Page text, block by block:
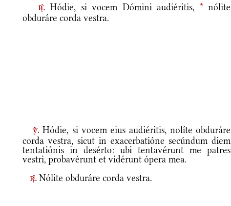
r.Hódie, si vocem Dómini audiéritis, *nólite
obduráre corda vestra.
v. Hódie, si vocem eius audiéritis, nolíte obduráre
corda vestra, sicut in exacerbatióne secúndum diem
tentatiónis in desérto: ubi tentavérunt me patres
vestri, probavérunt et vidérunt ópera mea.
r. Nólite obduráre corda vestra.